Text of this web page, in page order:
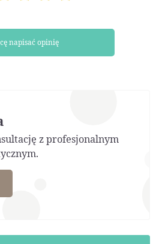
napisać opinię
z profesjonalnym